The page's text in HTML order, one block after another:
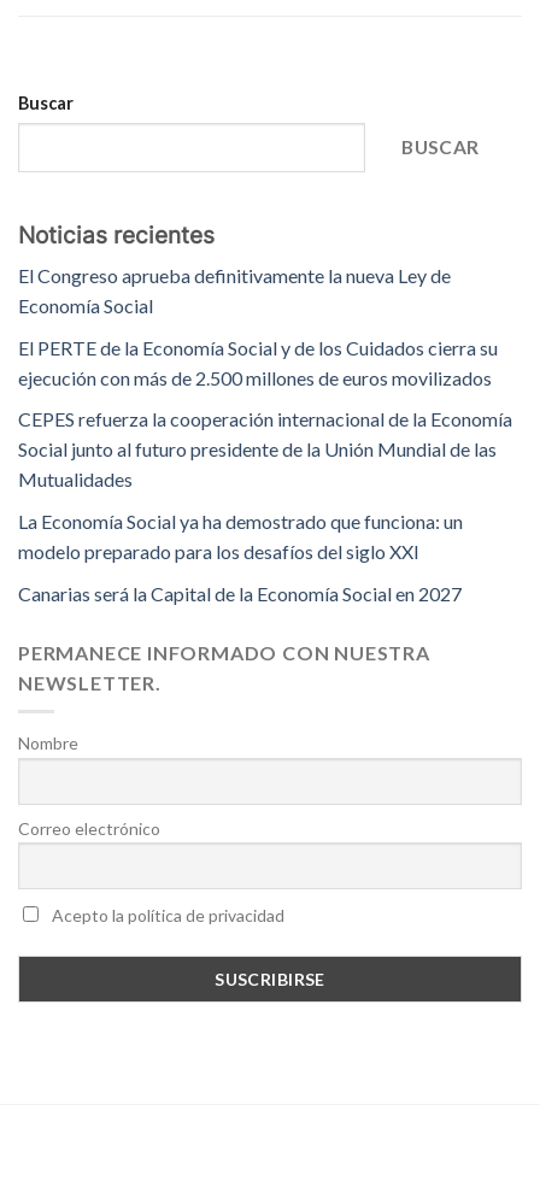
Buscar
BUSCAR
Noticias recientes
El Congreso aprueba definitivamente la nueva Ley de
Economía Social
El PERTE de la Economía Social y de los Cuidados cierra su
ejecución con más de 2.500 millones de euros movilizados
CEPES refuerza la cooperación internacional de la Economía
Social junto al futuro presidente de la Unión Mundial de las
Mutualidades
La Economía Social ya ha demostrado que funciona: un
modelo preparado para los desafíos del siglo XXI
Canarias será la Capital de la Economía Social en 2027
PERMANECE INFORMADO CON NUESTRA
NEWSLETTER.
Nombre
Correo electrónico
Acepto la política de privacidad